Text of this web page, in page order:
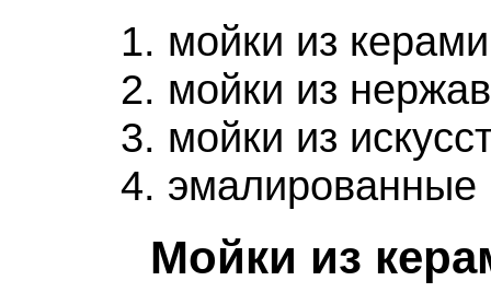
мойки из
мойки из
мойки из
эмалированные
Мойки из